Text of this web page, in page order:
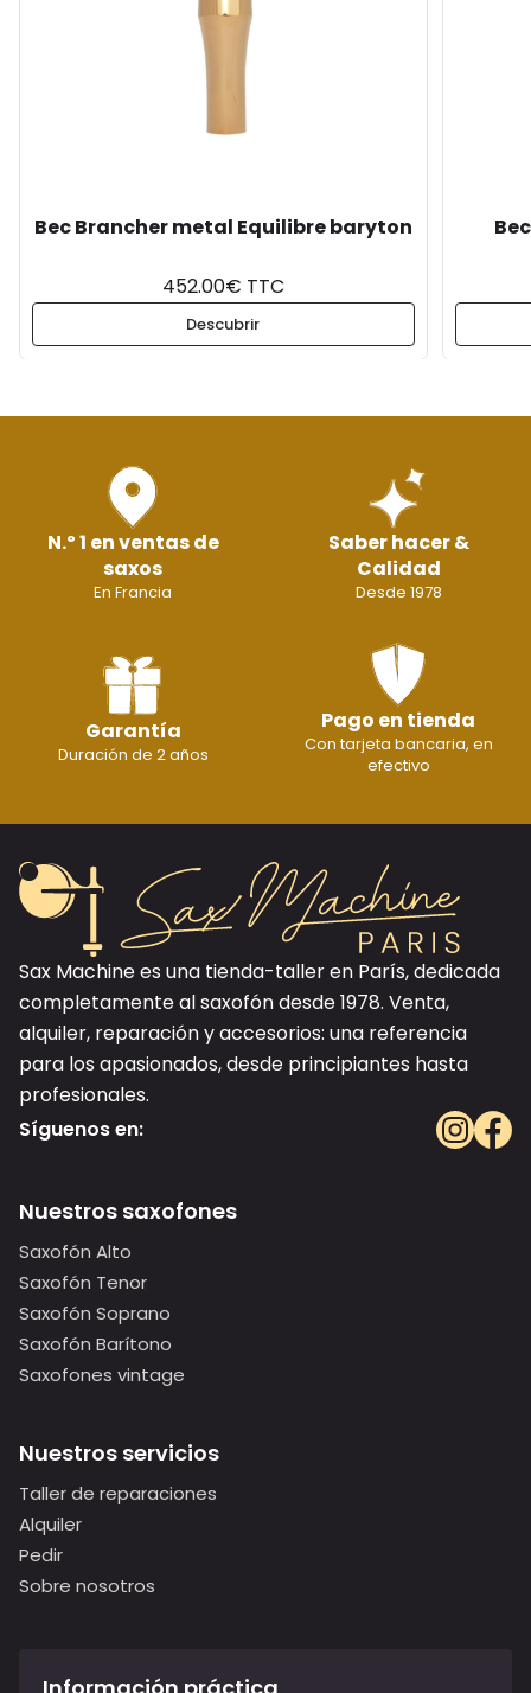
Bec Brancher metal Equilibre baryton
452.00€ TTC
Descubrir
N.º 1 en ventas de
saxos
En Francia
Saber hacer &
Calidad
Desde 1978
Garantía
Duración de 2 años
Pago en tienda
Con tarjeta bancaria, en
efectivo
Sax Machine es una tienda-taller en París, dedicada
completamente al saxofón desde 1978. Venta,
alquiler, reparación y accesorios: una referencia
para los apasionados, desde principiantes hasta
profesionales.
Síguenos en:
Nuestros saxofones
Saxofón Alto
Saxofón Tenor
Saxofón Soprano
Saxofón Barítono
Saxofones vintage
Nuestros servicios
Taller de reparaciones
Alquiler
Pedir
Sobre nosotros